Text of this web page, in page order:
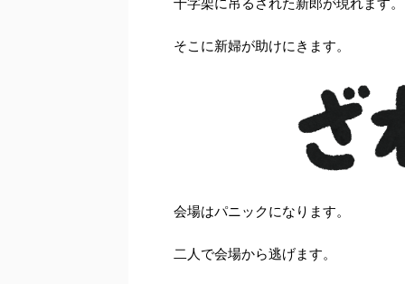
そこに新婦が助けにきます。
会場はパニックになります。
二人で会場から逃げます。